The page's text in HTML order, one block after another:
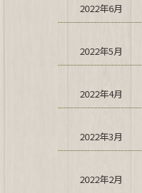
2022年6月
2022年5月
2022年4月
2022年3月
2022年2月